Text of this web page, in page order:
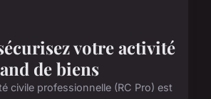
votre activité
de biens
civile professionnelle (RC Pro) est